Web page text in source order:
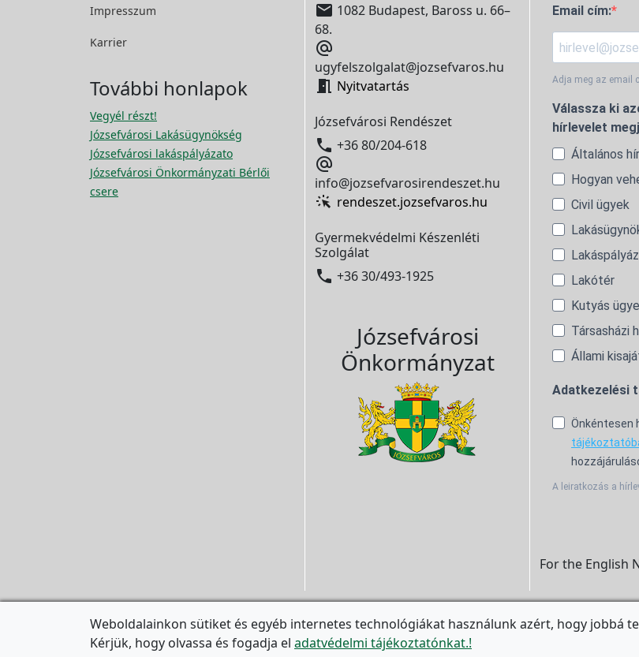
Impresszum
Karrier
További honlapok
Vegyél részt!
Józsefvárosi Lakásügynökség
Józsefvárosi lakáspályázato
Józsefvárosi Önkormányzati Bérlői
csere
 1082 Budapest, Baross u. 66–
68.

ugyfelszolgalat@jozsefvaros.hu
 Nyitvatartás
Józsefvárosi Rendészet
 +36 80/204-618

info@jozsefvarosirendeszet.hu
rendeszet.jozsefvaros.hu
Gyermekvédelmi Készenléti
Szolgálat
 +36 30/493-1925
Józsefvárosi
Önkormányzat
Email cím:
Adja meg az email
Válassza ki
hírlevelet
Általános
Hogyan
Civil ügyek
Lakótér
Kutyás
Társasházi
Állami
Adatkezelési
Önkéntesen
A leiratkozás a
For the English

Weboldalainkon sütiket és egyéb internetes technológiákat használunk azért, hogy jobbá
Kérjük, hogy olvassa és fogadja el adatvédelmi tájékoztatónkat.!